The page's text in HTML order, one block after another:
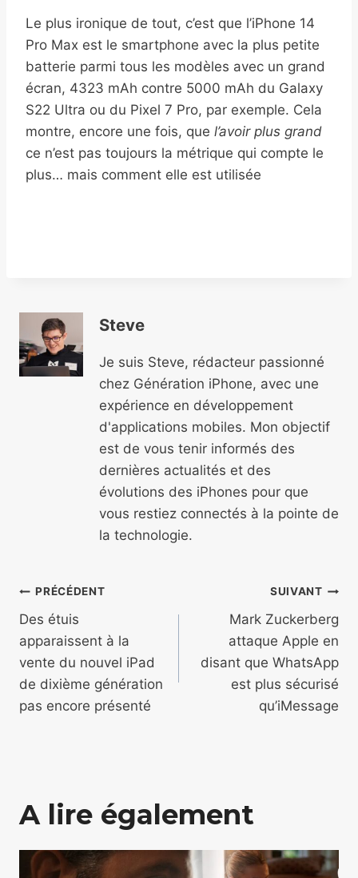
Le plus ironique de tout, c’est que l’iPhone 14
Pro Max est le smartphone avec la plus petite
batterie parmi tous les modèles avec un grand
écran, 4323 mAh contre 5000 mAh du Galaxy
S22 Ultra ou du Pixel 7 Pro, par exemple. Cela
montre, encore une fois, que l’avoir plus grand
ce n’est pas toujours la métrique qui compte le
plus… mais comment elle est utilisée
Steve
Je suis Steve, rédacteur passionné
chez Génération iPhone, avec une
expérience en développement
d'applications mobiles. Mon objectif
est de vous tenir informés des
dernières actualités et des
évolutions des iPhones pour que
vous restiez connectés à la pointe de
la technologie.
Navigation
de
l’article
PRÉCÉDENT
Des étuis
apparaissent à la
vente du nouvel iPad
de dixième génération
pas encore présenté
SUIVANT
Mark Zuckerberg
attaque Apple en
disant que WhatsApp
est plus sécurisé
qu’iMessage
A lire également